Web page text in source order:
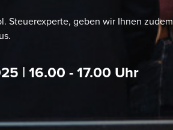
Steuerexperte, geben wir Ihnen zudem
| 16.00 - 17.00 Uhr